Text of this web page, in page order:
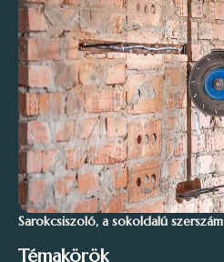
Sarokcsiszoló, a sokoldalú szerszám
Témakörök